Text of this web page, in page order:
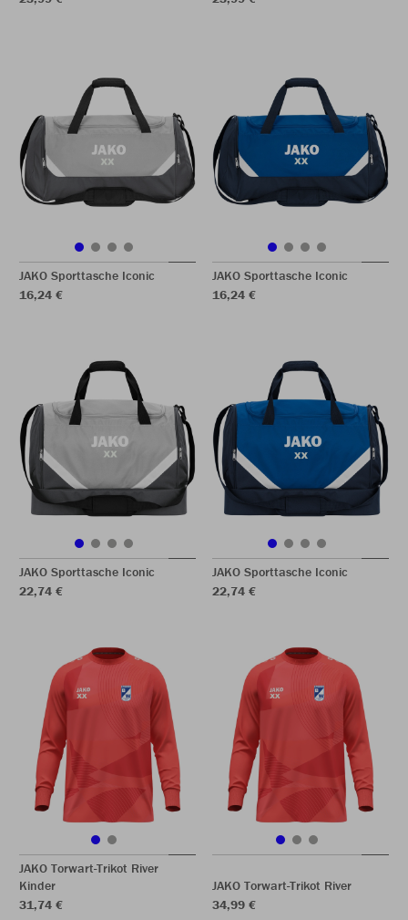
JAKO Sporttasche Iconic
16,24 €
JAKO Sporttasche Iconic
16,24 €
JAKO Sporttasche Iconic
22,74 €
JAKO Sporttasche Iconic
22,74 €
JAKO Torwart-Trikot River
Kinder
31,74 €
JAKO Torwart-Trikot River
34,99 €